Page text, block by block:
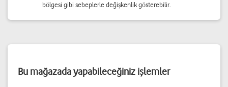
bölgesi gibi sebeplerle değişkenlik gösterebilir.
Bu mağazada yapabileceğiniz işlemler